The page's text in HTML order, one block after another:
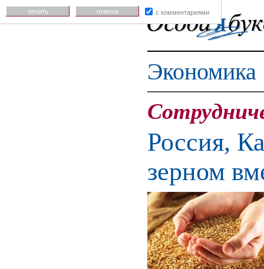
Экономика
Россия,
зерном
печать отмена с комментариями